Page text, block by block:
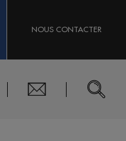
NOUS CONTACTER